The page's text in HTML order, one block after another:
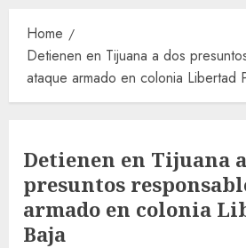
Home
Detienen en Tijuana a dos
ataque armado en colonia Libertad
Detienen en Tijuana
presuntos
armado en colonia
Baja